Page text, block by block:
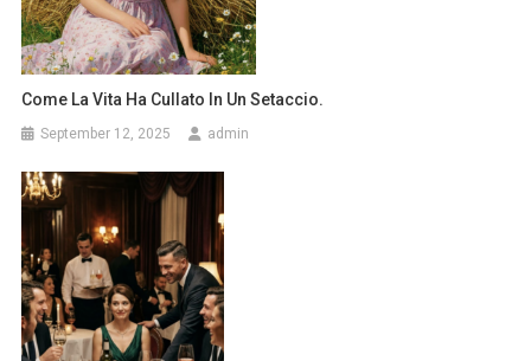
Come La Vita Ha Cullato In Un Setaccio.
September 12, 2025 admin